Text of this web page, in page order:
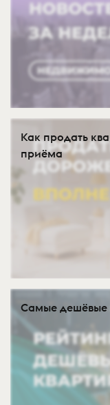
Как продать
приёма
Самые дешёвые